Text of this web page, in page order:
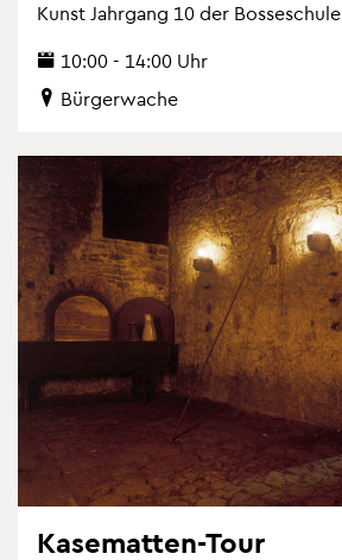
Kunst Jahr­gang 10 der Bos­se­schu­le
10:00 - 14:00 Uhr
Bür­ger­wa­che
Ka­se­mat­ten-Tour